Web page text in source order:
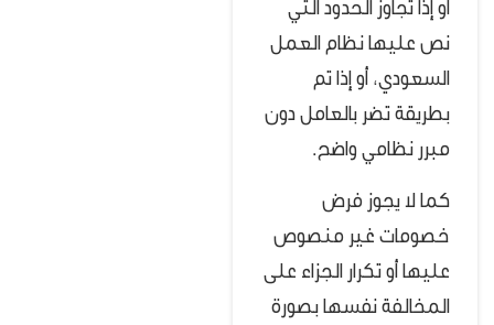
أو إذا تجاوز الحدود التي
نص عليها نظام العمل
السعودي، أو إذا تم
بطريقة تضر بالعامل دون
مبرر نظامي واضح.
كما لا يجوز فرض
خصومات غير منصوص
عليها أو تكرار الجزاء على
المخالفة نفسها بصورة